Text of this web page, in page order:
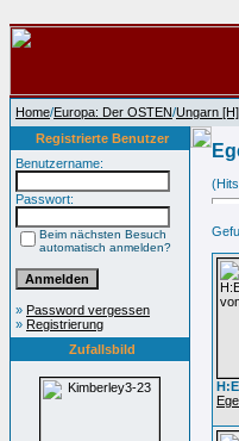
Home/Europa: Der OSTEN/Ungarn [H]
Registrierte Benutzer
Benutzername:
Passwort:
Beim nächsten Besuch
automatisch anmelden?
» Password vergessen
» Registrierung
Zufallsbild